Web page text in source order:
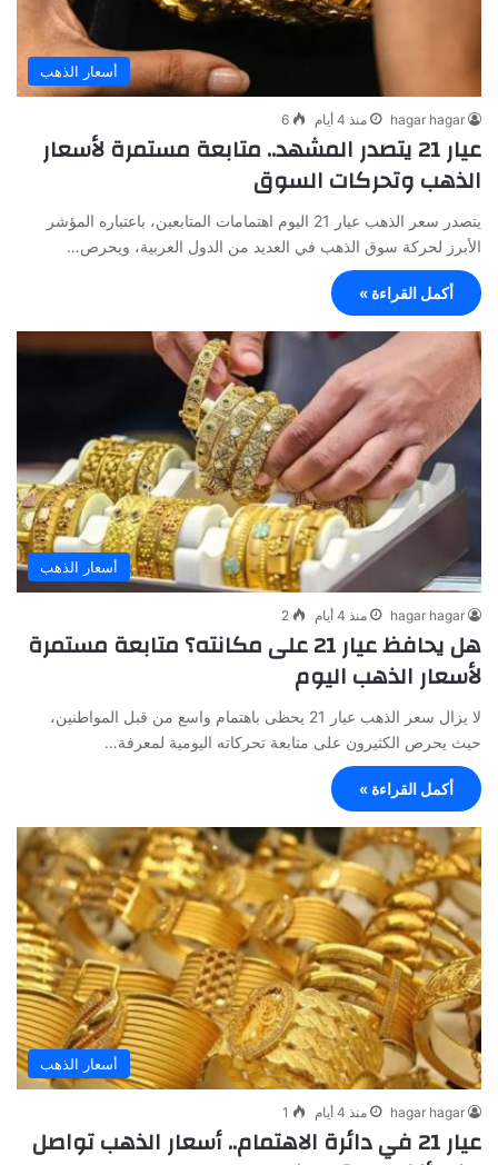
أسعار الذهب
hagar hagar منذ 4 أيام 6
عيار 21 يتصدر المشهد.. متابعة مستمرة لأسعار
الذهب وتحركات السوق
يتصدر سعر الذهب عيار 21 اليوم اهتمامات المتابعين، باعتباره المؤشر
الأبرز لحركة سوق الذهب في العديد من الدول العربية، ويحرص…
أكمل القراءة »
أسعار الذهب
hagar hagar منذ 4 أيام 2
هل يحافظ عيار 21 على مكانته؟ متابعة مستمرة
لأسعار الذهب اليوم
لا يزال سعر الذهب عيار 21 يحظى باهتمام واسع من قبل المواطنين،
حيث يحرص الكثيرون على متابعة تحركاته اليومية لمعرفة…
أكمل القراءة »
أسعار الذهب
hagar hagar منذ 4 أيام 1
عيار 21 في دائرة الاهتمام.. أسعار الذهب تواصل